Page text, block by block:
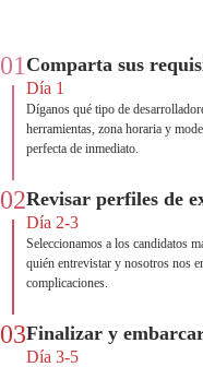
01 Comparta sus
Día 1
Díganos qué tipo de
herramientas, zona horaria y
perfecta de inmediato.
02Revisar perfiles de
Día 2-3
Seleccionamos a los candidatos
quién entrevistar y nosotros nos
complicaciones.
03Finalizar y
Día 3-5